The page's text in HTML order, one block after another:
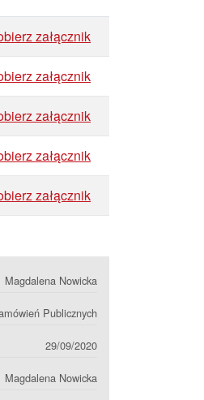
załącznik
załącznik
załącznik
załącznik
załącznik
Magdalena Nowicka
Publicznych
29/09/2020
Magdalena Nowicka